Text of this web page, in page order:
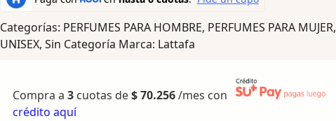
Categorías: PERFUMES PARA HOMBRE, PERFUMES PARA MUJER,
UNISEX, Sin Categoría Marca: Lattafa
Compra a 3cuotas de$70.256/mes con
crédito aquí